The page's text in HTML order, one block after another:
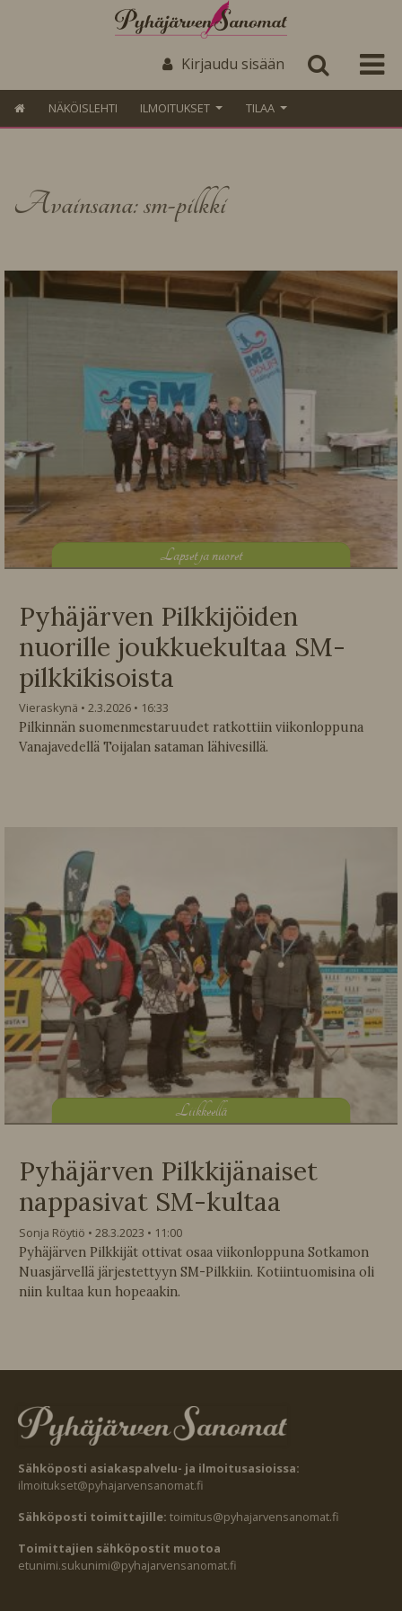
Kirjaudu sisään
NÄKÖISLEHTI ILMOITUKSET TILAA
Avainsana: sm-pilkki
Lapset ja nuoret
Pyhäjärven Pilkkijöiden
nuorille joukkuekultaa SM-
pilkkikisoista
Vieraskynä 2.3.2026
16:33
Pilkinnän suomenmestaruudet ratkottiin viikonloppuna
Vanajavedellä Toijalan sataman lähivesillä.
Liikkeellä
Pyhäjärven Pilkkijänaiset
nappasivat SM-kultaa
Sonja Röytiö 28.3.2023
11:00
Pyhäjärven Pilkkijät ottivat osaa viikonloppuna Sotkamon
Nuasjärvellä järjestettyyn SM-Pilkkiin. Kotiintuomisina oli
niin kultaa kun hopeaakin.
Sähköposti asiakaspalvelu- ja ilmoitusasioissa:
ilmoitukset@pyhajarvensanomat.fi
Sähköposti toimittajille: toimitus@pyhajarvensanomat.fi
Toimittajien sähköpostit muotoa
etunimi.sukunimi@pyhajarvensanomat.fi